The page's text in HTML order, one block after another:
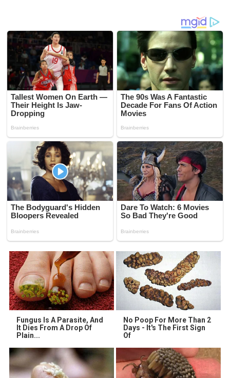
Fungus Is A Parasite, And
It Dies From A Drop Of
Plain...
No Poop For More Than 2
Days - It's The First Sign
Of